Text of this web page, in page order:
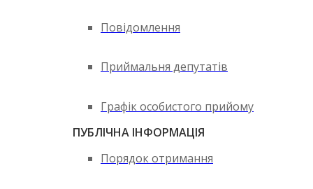
Повідомлення
Приймальня депутатів
Графік особистого прийому
ПУБЛІЧНА ІНФОРМАЦІЯ
Порядок отримання